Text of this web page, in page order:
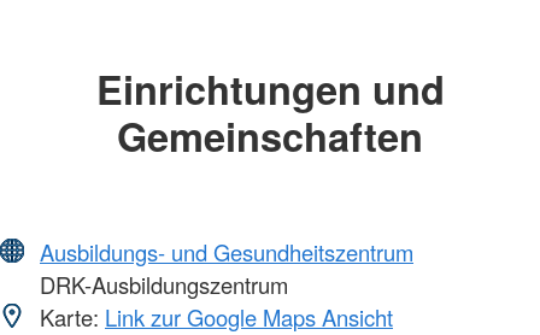
Einrichtungen und
Gemeinschaften
Ausbildungs- und Gesundheitszentrum
DRK-Ausbildungszentrum
Karte: Link zur Google Maps Ansicht